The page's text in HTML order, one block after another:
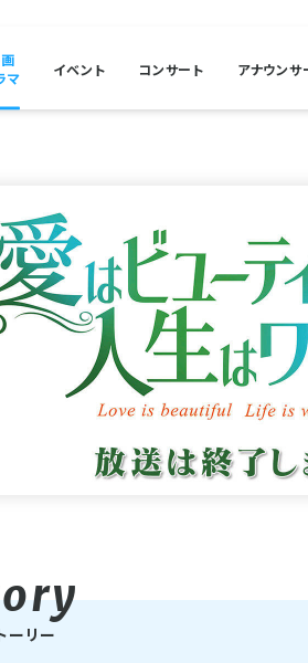
マ
イベント コンサート アナウンサ
ーリー